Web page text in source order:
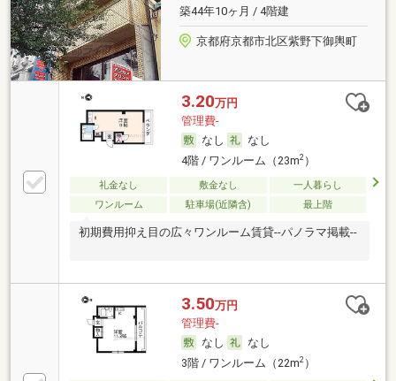
築44年10ヶ月 / 4階建
京都府京都市北区紫野下御輿町
3.20万円
管理費-
なし
なし
4階 / ワンルーム（23m2）
礼金なし 敷金なし
一人暮らし
ワンルーム
駐車場(近隣含) 最上階
初期費用抑え目の広々ワンルーム賃貸--パノラマ掲載--
3.50万円
管理費-
なし
なし
3階 / ワンルーム（22m2）